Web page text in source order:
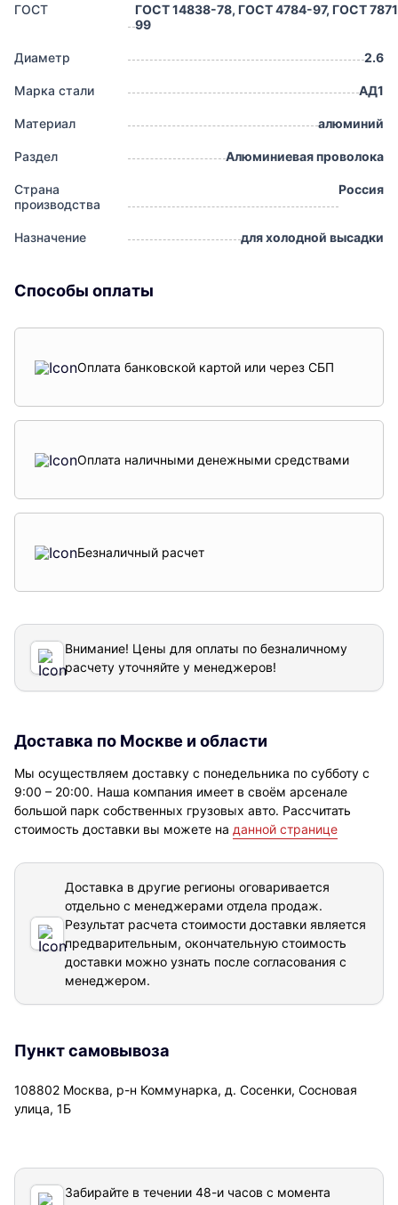
ГОСТ
ГОСТ 14838-78, ГОСТ 4784-97, ГОСТ
99
Диаметр 2.6
Марка стали АД1
Материал алюминий
Раздел Алюминиевая проволока
Страна
производства
Россия
Назначение для холодной высадки
Способы оплаты
Оплата банковской картой или через СБП
Оплата наличными денежными средствами
Безналичный расчет
Внимание! Цены для оплаты по безналичному
расчету уточняйте у менеджеров!
Доставка по Москве и области
Мы осуществляем доставку с понедельника по субботу с
9:00 – 20:00. Наша компания имеет в своём арсенале
большой парк собственных грузовых авто. Рассчитать
стоимость доставки вы можете на данной странице
Доставка в другие регионы оговаривается
отдельно с менеджерами отдела продаж.
Результат расчета стоимости доставки является
предварительным, окончательную стоимость
доставки можно узнать после согласования с
менеджером.
Пункт самовывоза
108802 Москва, р-н Коммунарка, д. Сосенки, Сосновая
улица, 1Б
Забирайте в течении 48-и часов с момента